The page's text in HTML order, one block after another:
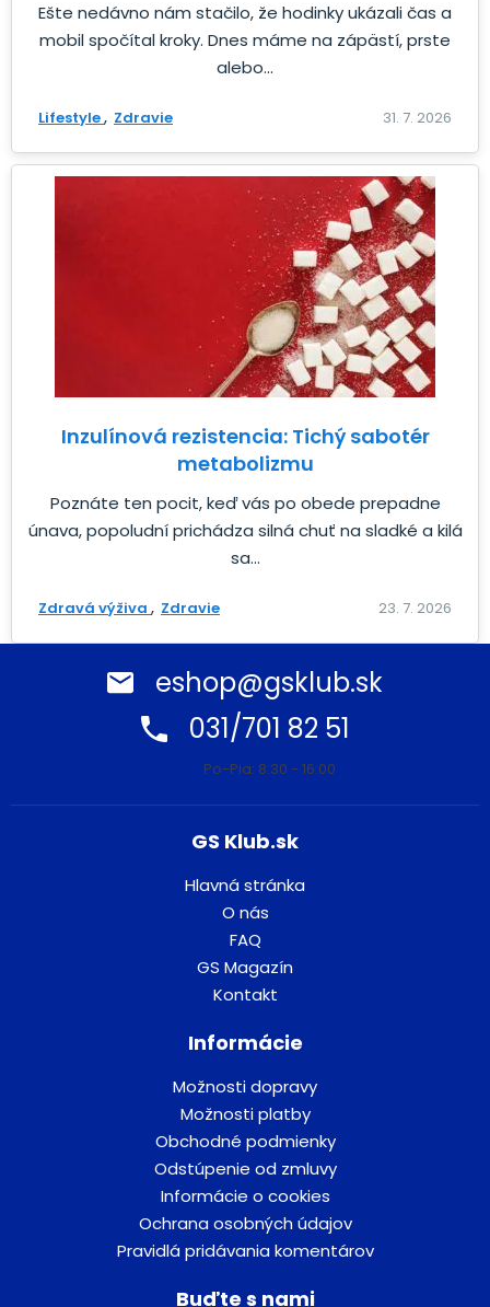
Ešte nedávno nám stačilo, že hodinky ukázali čas a
mobil spočítal kroky. Dnes máme na zápästí, prste
alebo...
Lifestyle Zdravie 31. 7. 2026
Inzulínová rezistencia: Tichý sabotér
metabolizmu
Poznáte ten pocit, keď vás po obede prepadne
únava, popoludní prichádza silná chuť na sladké a kilá
sa...
Zdravá výživa Zdravie 23. 7. 2026
eshop@gsklub.sk
031/701 82 51
Po-Pia: 8:30 - 16:00
GS Klub.sk
Hlavná stránka
O nás
FAQ
GS Magazín
Kontakt
Informácie
Možnosti dopravy
Možnosti platby
Obchodné podmienky
Odstúpenie od zmluvy
Informácie o cookies
Ochrana osobných údajov
Pravidlá pridávania komentárov
Buďte s nami